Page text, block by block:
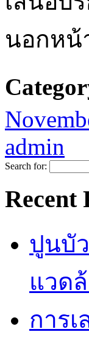
นอกหน้
admin
Search for:
Recent
ปูนบั
แวด
การ